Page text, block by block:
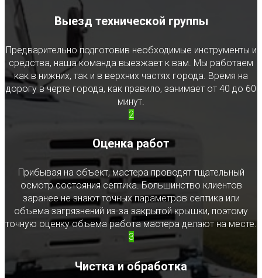
Выезд технической группы
Предварительно подготовив необходимые инструменты и
средства, наша команда выезжает к вам. Мы работаем
как в нижних, так и в верхних частях города. Время на
дорогу в черте города, как правило, занимает от 40 до 60
минут.
2
Оценка работ
Прибывая на объект, мастера проводят тщательный
осмотр состояния септика. Большинство клиентов
заранее не знают точных параметров септика или
объема загрязнений из-за закрытой крышки, поэтому
точную оценку объема работа мастера делают на месте.
3
Чистка и обработка